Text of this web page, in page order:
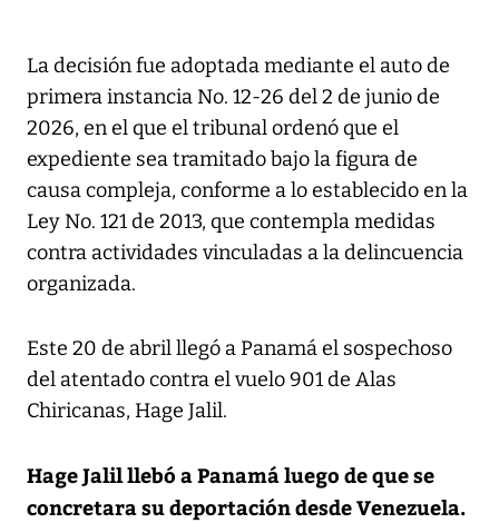
La decisión fue adoptada mediante el auto de
primera instancia No. 12-26 del 2 de junio de
2026, en el que el tribunal ordenó que el
expediente sea tramitado bajo la figura de
causa compleja, conforme a lo establecido en la
Ley No. 121 de 2013, que contempla medidas
contra actividades vinculadas a la delincuencia
organizada.
Este 20 de abril llegó a Panamá el sospechoso
del atentado contra el vuelo 901 de Alas
Chiricanas, Hage Jalil.
Hage Jalil llebó a Panamá luego de que se
concretara su deportación desde Venezuela.